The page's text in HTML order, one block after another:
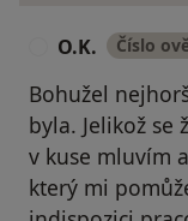
O.K. Číslo
Bohužel
byla. Jelikož se
v kuse mluvím
který mi